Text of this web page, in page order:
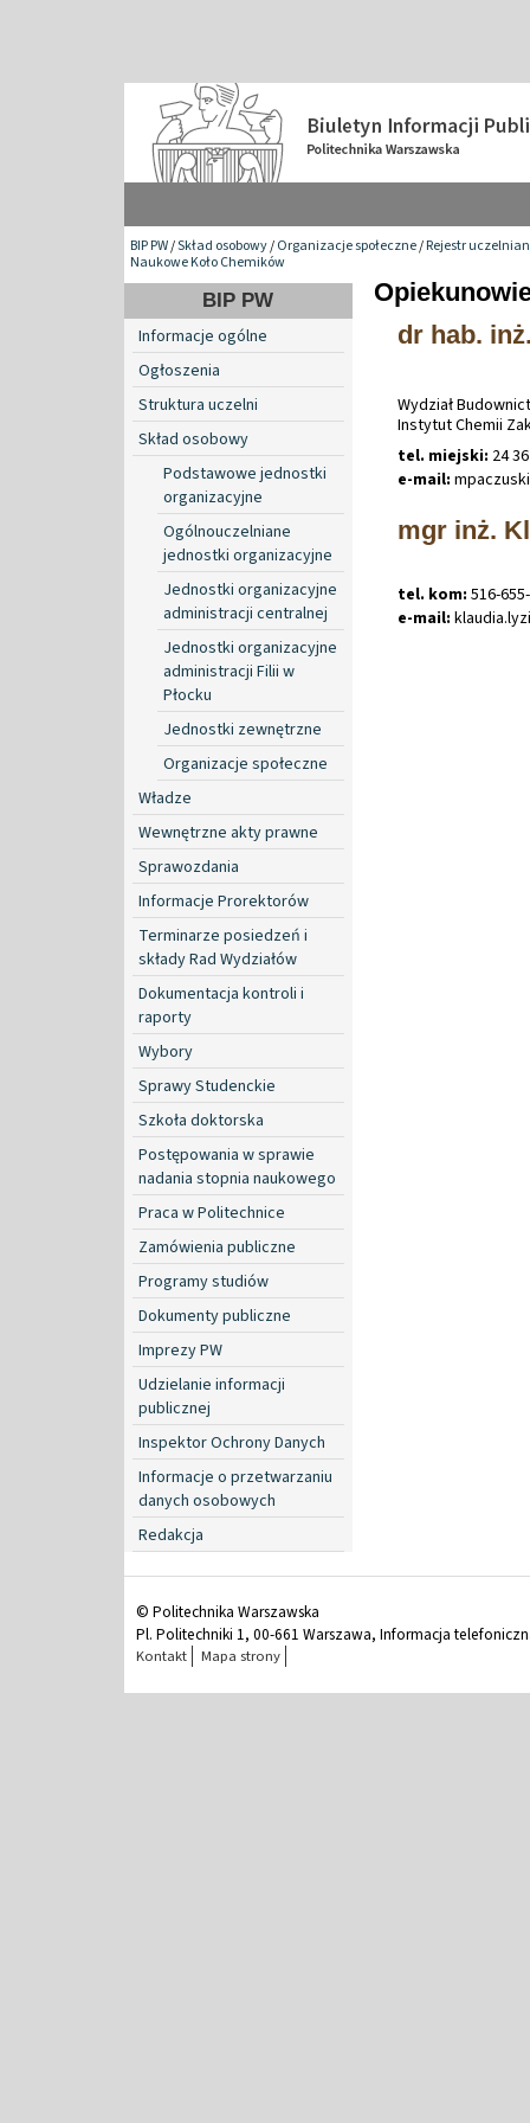
BIP PW/Skład osobowy/Organizacje społeczne/Rejestr
Naukowe Koło Chemików
BIP PW
Informacje ogólne
Ogłoszenia
Struktura uczelni
Skład osobowy
Podstawowe jednostki
organizacyjne
Ogólnouczelniane
jednostki organizacyjne
Jednostki organizacyjne
administracji centralnej
Jednostki organizacyjne
administracji Filii w
Płocku
Jednostki zewnętrzne
Organizacje społeczne
Władze
Wewnętrzne akty prawne
Sprawozdania
Informacje Prorektorów
Terminarze posiedzeń i
składy Rad Wydziałów
Dokumentacja kontroli i
raporty
Wybory
Sprawy Studenckie
Szkoła doktorska
Postępowania w sprawie
nadania stopnia naukowego
Praca w Politechnice
Zamówienia publiczne
Programy studiów
Dokumenty publiczne
Imprezy PW
Udzielanie informacji
publicznej
Inspektor Ochrony Danych
Informacje o przetwarzaniu
danych osobowych
Redakcja
dr hab.
Wydział
Instytut Chemii
tel. miejski: 24
e-mail:
mgr inż.
tel. kom: 516-
e-mail: klaudia.
© Politechnika Warszawska
Pl. Politechniki 1, 00-661 Warszawa, Informacja
Kontakt Mapa strony